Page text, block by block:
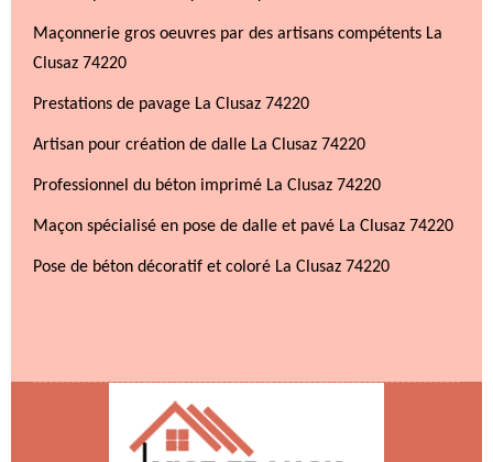
Maçonnerie gros oeuvres par des artisans compétents La
Clusaz 74220
Prestations de pavage La Clusaz 74220
Artisan pour création de dalle La Clusaz 74220
Professionnel du béton imprimé La Clusaz 74220
Maçon spécialisé en pose de dalle et pavé La Clusaz 74220
Pose de béton décoratif et coloré La Clusaz 74220